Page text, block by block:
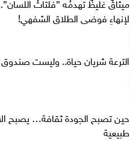
لإنهاءِ فوضى الطلاق الشفهي!
الترعة شريان حياة.. وليست
حين تصبح الجودة ثقافة… يصبح
طبيعية